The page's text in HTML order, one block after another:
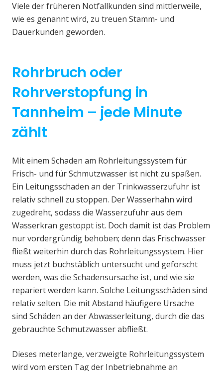
Viele der früheren Notfallkunden sind mittlerweile,
wie es genannt wird, zu treuen Stamm- und
Dauerkunden geworden.
Rohrbruch oder
Rohrverstopfung in
Tannheim – jede Minute
zählt
Mit einem Schaden am Rohrleitungssystem für
Frisch- und für Schmutzwasser ist nicht zu spaßen.
Ein Leitungsschaden an der Trinkwasserzufuhr ist
relativ schnell zu stoppen. Der Wasserhahn wird
zugedreht, sodass die Wasserzufuhr aus dem
Wasserkran gestoppt ist. Doch damit ist das Problem
nur vordergründig behoben; denn das Frischwasser
fließt weiterhin durch das Rohrleitungssystem. Hier
muss jetzt buchstäblich untersucht und geforscht
werden, was die Schadensursache ist, und wie sie
repariert werden kann. Solche Leitungsschäden sind
relativ selten. Die mit Abstand häufigere Ursache
sind Schäden an der Abwasserleitung, durch die das
gebrauchte Schmutzwasser abfließt.
Dieses meterlange, verzweigte Rohrleitungssystem
wird vom ersten Tag der Inbetriebnahme an